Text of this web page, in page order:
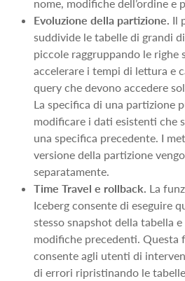
nome, modifiche dell’ordine e
Evoluzione della partizione. Il
suddivide le tabelle di grandi
piccole raggruppando le righe
accelerare i tempi di lettura e
query che devono accedere
La specifica di una partizione
modificare i dati esistenti che
una specifica precedente. I
versione della partizione
separatamente.
Time Travel e rollback. La
Iceberg consente di eseguire
stesso snapshot della tabella
modifiche precedenti. Questa
consente agli utenti di
di errori ripristinando le